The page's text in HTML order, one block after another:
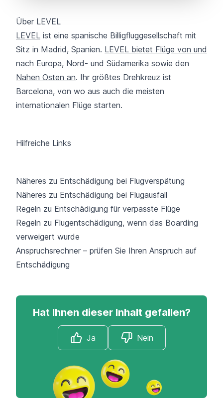
Über LEVEL
LEVEL ist eine spanische Billigfluggesellschaft mit
Sitz in Madrid, Spanien. LEVEL bietet Flüge von und
nach Europa, Nord- und Südamerika sowie den
Nahen Osten an. Ihr größtes Drehkreuz ist
Barcelona, von wo aus auch die meisten
internationalen Flüge starten.
Hilfreiche Links
Näheres zu Entschädigung bei Flugverspätung
Näheres zu Entschädigung bei Flugausfall
Regeln zu Entschädigung für verpasste Flüge
Regeln zu Flugentschädigung, wenn das Boarding
verweigert wurde
Anspruchsrechner – prüfen Sie Ihren Anspruch auf
Entschädigung
Hat Ihnen dieser Inhalt gefallen?
Ja Nein